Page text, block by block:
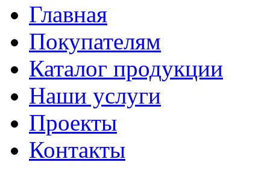
Главная
Покупателям
Каталог продукции
Наши услуги
Проекты
Контакты